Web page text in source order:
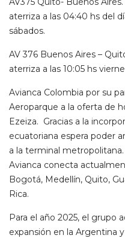
aterriza a las 04:40 hs del
sábados.
AV 376 Buenos Aires –
aterriza a las 10:05 hs
Avianca Colombia por su
Aeroparque a la oferta de
Ezeiza. Gracias a la
ecuatoriana espera poder
a la terminal
Avianca conecta
Bogotá, Medellín, Quito,
Rica.
Para el año 2025, el grupo
expansión en la Argentina